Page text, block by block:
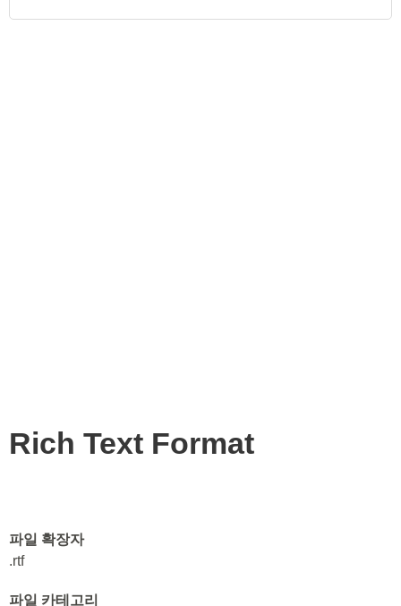
Rich Text Format
파일 확장자
.rtf
파일 카테고리